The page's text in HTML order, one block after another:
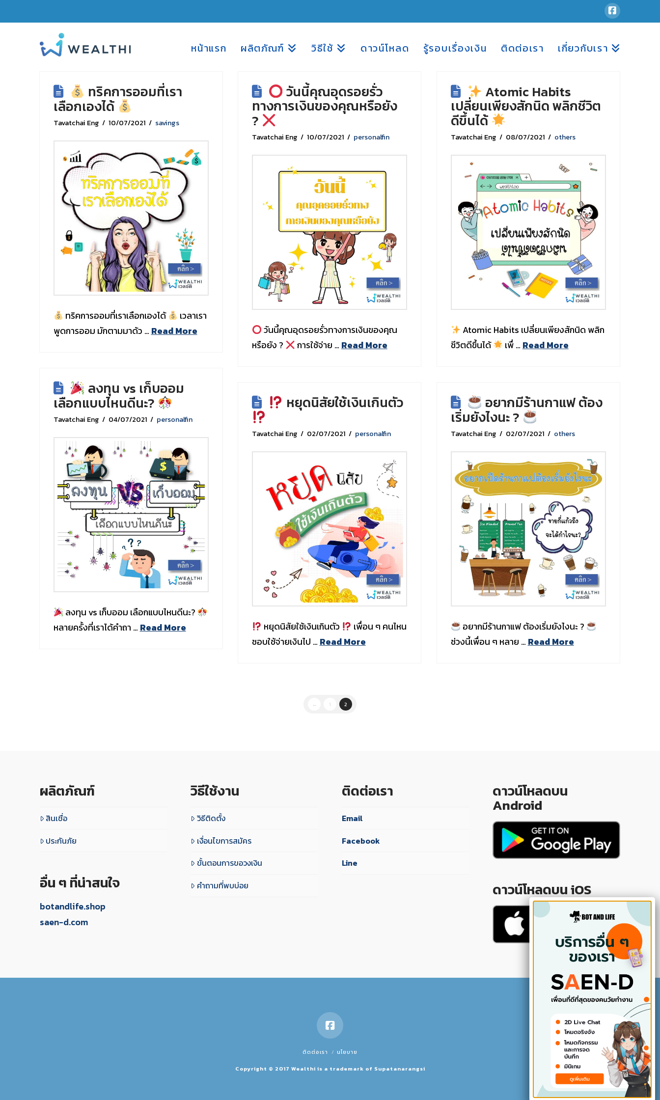
หน้าแรก ผลิตภัณฑ์ วิธีใช้ ดาวน์โหลด รู้รอบเรื่องเงิน ติดต่อเรา เกี่ยวกับเรา
Post Archive by Month
ทริคการออมที่เรา
เลือกเองได้
Tavatchai Eng 10/07/2021 savings
ทริคการออมที่เราเลือกเองได้
เวลาเรา
พูดการออม มักตามมาด้ว …Read More
วันนี้คุณอุดรอยรั่ว
ทางการเงินของคุณหรือยัง
?
Tavatchai Eng 10/07/2021 personalfin
วันนี้คุณอุดรอยรั่วทางการเงินของคุณ
หรือยัง ?
การใช้จ่าย …Read More
Atomic Habits
เปลี่ยนเพียงสักนิด พลิกชีวิต
ดีขึ้นได้
Tavatchai Eng 08/07/2021 others
Atomic Habits เปลี่ยนเพียงสักนิด พลิก
ชีวิตดีขึ้นได้
เพื่ …Read More
ลงทุน vs เก็บออม
เลือกแบบไหนดีนะ?
Tavatchai Eng 04/07/2021 personalfin
ลงทุน vs เก็บออม เลือกแบบไหนดีนะ?
หลายครั้งที่เราได้คำถา …Read More
หยุดนิสัยใช้เงินเกินตัว
Tavatchai Eng 02/07/2021 personalfin
หยุดนิสัยใช้เงินเกินตัว
เพื่อน ๆ คนไหน
ชอบใช้จ่ายเงินไป …Read More
อยากมีร้านกาแฟ ต้อง
เริ่มยังไงนะ ?
Tavatchai Eng 02/07/2021 others
อยากมีร้านกาแฟ ต้องเริ่มยังไงนะ ?
ช่วงนี้เพื่อน ๆ หลาย …Read More
← 1 2
ผลิตภัณฑ์
สินเชื่อ
ประกันภัย
อื่น ๆ ที่น่าสนใจ
botandlife.shop
saen-d.com
วิธีใช้งาน
วิธีติดตั้ง
เงื่อนไขการสมัคร
ขั้นตอนการขอวงเงิน
คำถามที่พบบ่อย
ติดต่อเรา
Email
Facebook
Line
ดาวน์โหลดบน
Android
ดาวน์โหลดบน iOS
ติดต่อเรา นโยบาย
Copyright © 2017 Wealthi is a trademark of Supatanarangsi